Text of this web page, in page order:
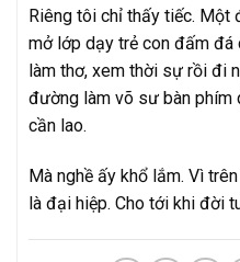
Riêng tôi chỉ thấy tiếc. Một
mở lớp dạy trẻ con đấm đá
làm thơ, xem thời sự rồi đi
đường làm võ sư bàn
cần lao.
Mà nghề ấy khổ lắm. Vì
là đại hiệp. Cho tới khi đời